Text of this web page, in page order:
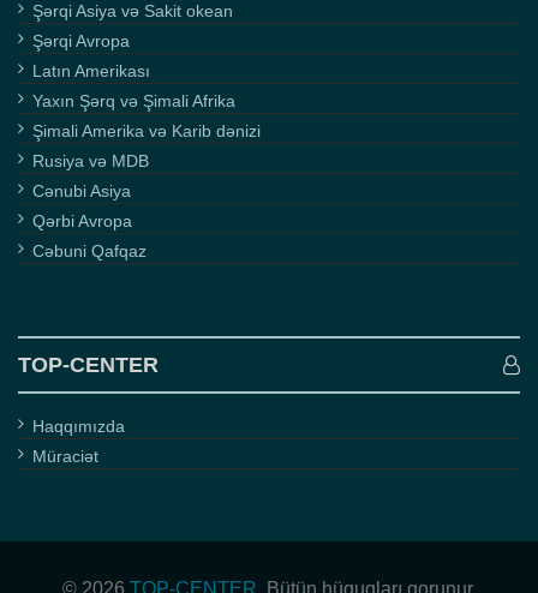
Şərqi Asiya və Sakit okean
Şərqi Avropa
Latın Amerikası
Yaxın Şərq və Şimali Afrika
Şimali Amerika və Karib dənizi
Rusiya və MDB
Cənubi Asiya
Qərbi Avropa
Cəbuni Qafqaz
TOP-CENTER
Haqqımızda
Müraciət